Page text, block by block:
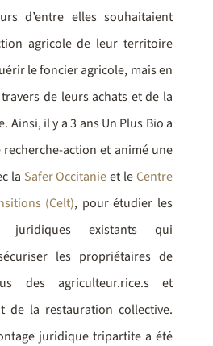
d’entre elles souhaitaient
agricole de leur territoire
le foncier agricole, mais en
de leurs achats et de la
Ainsi, il y a 3 ans Un Plus Bio a
action et animé une
la Safer Occitanieet leCentre
(Celt), pour étudier les
juridiques existants qui
les propriétaires de
des agriculteur.rice.s et
de la restauration collective.
juridique tripartite a été